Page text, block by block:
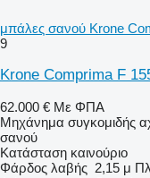
μπάλες σανού Krone
9
Krone Comprima F
62.000 € Με ΦΠΑ
Μηχάνημα συγκομιδής
σανού
Κατάσταση καινούριο
Φάρδος λαβής 2,15 μ